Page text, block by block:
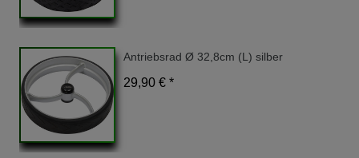
Antriebsrad Ø 32,8cm (L) silber
29,90 € *